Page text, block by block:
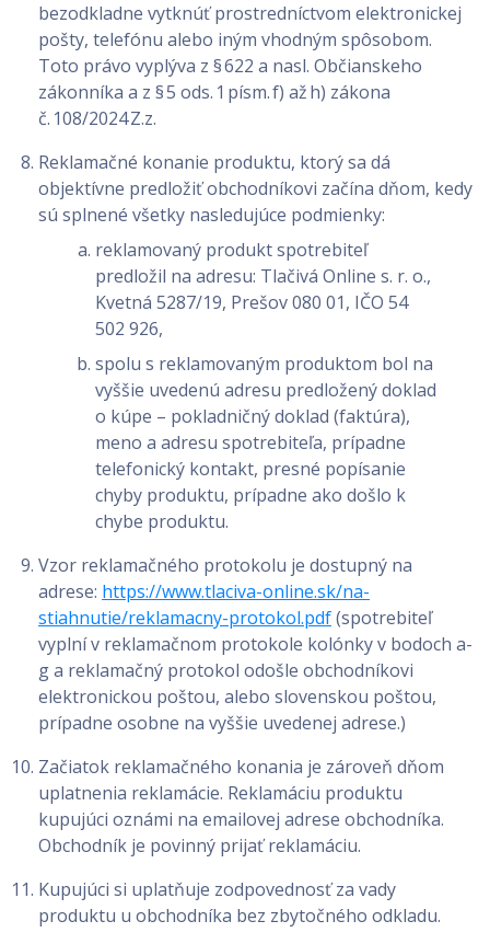
bezodkladne vytknúť prostredníctvom elektronickej
pošty, telefónu alebo iným vhodným spôsobom.
Toto právo vyplýva z § 622 a nasl. Občianskeho
zákonníka a z § 5 ods. 1 písm. f) až h) zákona
č. 108/2024 Z.z.
Reklamačné konanie produktu, ktorý sa dá
objektívne predložiť obchodníkovi začína dňom, kedy
sú splnené všetky nasledujúce podmienky:
reklamovaný produkt spotrebiteľ
predložil na adresu: Tlačivá Online s. r. o.,
Kvetná 5287/19, Prešov 080 01, IČO 54
502 926,
spolu s reklamovaným produktom bol na
vyššie uvedenú adresu predložený doklad
o kúpe – pokladničný doklad (faktúra),
meno a adresu spotrebiteľa, prípadne
telefonický kontakt, presné popísanie
chyby produktu, prípadne ako došlo k
chybe produktu.
Vzor reklamačného protokolu je dostupný na
adrese: https://www.tlaciva-online.sk/na-
stiahnutie/reklamacny-protokol.pdf(spotrebiteľ
vyplní v reklamačnom protokole kolónky v bodoch a-
g a reklamačný protokol odošle obchodníkovi
elektronickou poštou, alebo slovenskou poštou,
prípadne osobne na vyššie uvedenej adrese.)
Začiatok reklamačného konania je zároveň dňom
uplatnenia reklamácie. Reklamáciu produktu
kupujúci oznámi na emailovej adrese obchodníka.
Obchodník je povinný prijať reklamáciu.
Kupujúci si uplatňuje zodpovednosť za vady
produktu u obchodníka bez zbytočného odkladu.